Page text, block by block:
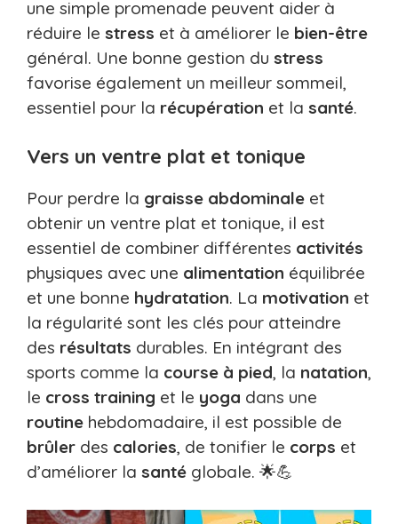
une simple promenade peuvent aider à
réduire le stress et à améliorer le bien-être
général. Une bonne gestion du stress
favorise également un meilleur sommeil,
essentiel pour la récupération et la santé.
Vers un ventre plat et tonique
Pour perdre la graisse abdominale et
obtenir un ventre plat et tonique, il est
essentiel de combiner différentes activités
physiques avec une alimentation équilibrée
et une bonne hydratation. La motivation et
la régularité sont les clés pour atteindre
des résultats durables. En intégrant des
sports comme la course à pied, la natation,
le cross training et le yoga dans une
routine hebdomadaire, il est possible de
brûler des calories, de tonifier le corps et
d’améliorer la santé globale. 🌟💪